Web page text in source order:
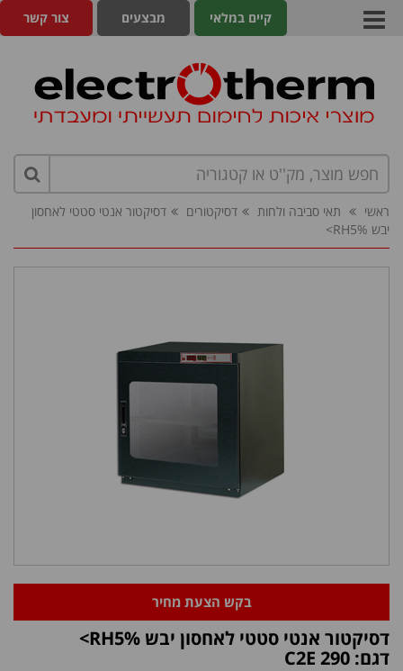
צור קשר מבצעים קיים במלאי
ראשי תאי סביבה ולחות דסיקטורים
דסיקטור אנטי סטטי לאחסון
יבש RH5%>
בקש הצעת מחיר
דסיקטור אנטי סטטי לאחסון יבש RH5%>
דגם: C2E 290